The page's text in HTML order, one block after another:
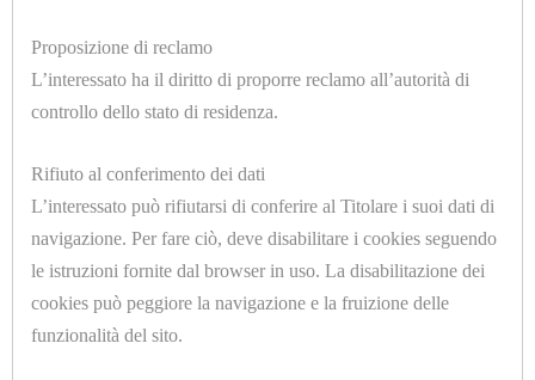
STIRO
FODERINE
CONFEZIONATE
TUTTI
MODEL
U90104
INVOLUCRO INOX CONDENSATORE PM18 SENZA
Proposizione di reclamo
L’interessato ha il diritto di proporre reclamo all’autorità di
controllo dello stato di residenza.
Rifiuto al conferimento dei dati
L’interessato può rifiutarsi di conferire al Titolare i suoi dati di
navigazione. Per fare ciò, deve disabilitare i cookies seguendo
le istruzioni fornite dal browser in uso. La disabilitazione dei
cookies può peggiore la navigazione e la fruizione delle
funzionalità del sito.